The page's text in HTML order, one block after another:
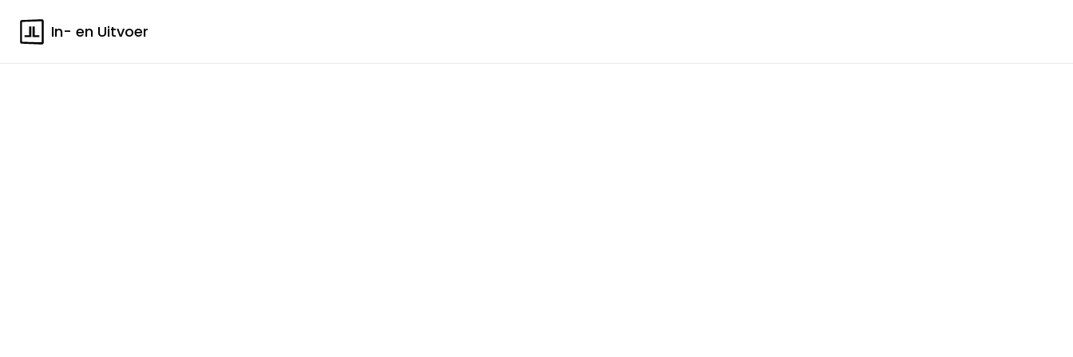
In- en Uitvoer